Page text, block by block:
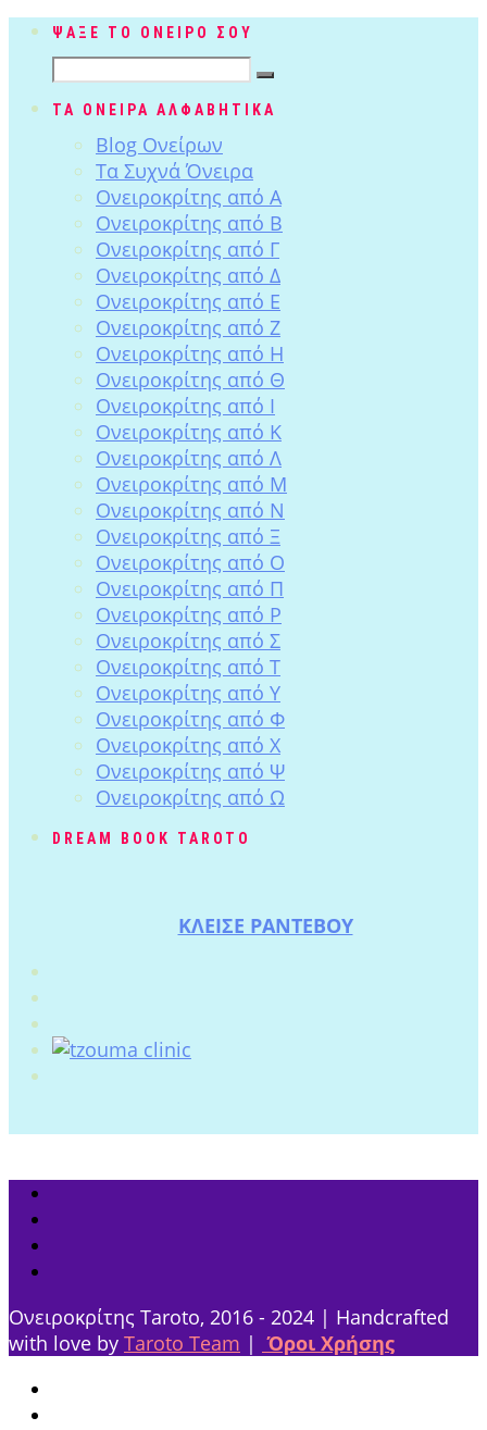
ΨΑΞΕ ΤΟ ΟΝΕΙΡΟ ΣΟΥ
ΤΑ ΟΝΕΙΡΑ ΑΛΦΑΒΗΤΙΚΑ
Blog Ονείρων
Tα Συχνά Όνειρα
Ονειροκρίτης από Α
Ονειροκρίτης από Β
Ονειροκρίτης από Γ
Ονειροκρίτης από Δ
Ονειροκρίτης από Ε
Ονειροκρίτης από Ζ
Ονειροκρίτης από Η
Ονειροκρίτης από Θ
Ονειροκρίτης από Ι
Ονειροκρίτης από Κ
Ονειροκρίτης από Λ
Ονειροκρίτης από Μ
Ονειροκρίτης από Ν
Ονειροκρίτης από Ξ
Ονειροκρίτης από Ο
Ονειροκρίτης από Π
Ονειροκρίτης από Ρ
Ονειροκρίτης από Σ
Ονειροκρίτης από Τ
Ονειροκρίτης από Υ
Ονειροκρίτης από Φ
Ονειροκρίτης από Χ
Ονειροκρίτης από Ψ
Ονειροκρίτης από Ω
DREAM BOOK TAROTO
ΚΛΕΙΣΕ ΡΑΝΤΕΒΟΥ
Ονειροκρίτης Taroto, 2016 - 2024 | Handcrafted
with love by Taroto Team | Όροι Χρήσης